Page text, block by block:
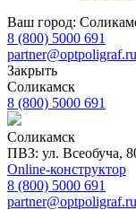
Ваш город:
8 (800) 5000 691
partner@optpoligraf.ru
Закрыть
Соликамск
8 (800) 5000 691
Соликамск
ПВЗ: ул. Всеобуча,
Online-конструктор
8 (800) 5000 691
partner@optpoligraf.ru